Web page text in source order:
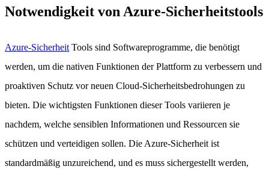
Notwendigkeit von Azure-Sicherheitstools
Azure-Sicherheit Tools sind Softwareprogramme, die benötigt
werden, um die nativen Funktionen der Plattform zu verbessern und
proaktiven Schutz vor neuen Cloud-Sicherheitsbedrohungen zu
bieten. Die wichtigsten Funktionen dieser Tools variieren je
nachdem, welche sensiblen Informationen und Ressourcen sie
schützen und verteidigen sollen. Die Azure-Sicherheit ist
standardmäßig unzureichend, und es muss sichergestellt werden,